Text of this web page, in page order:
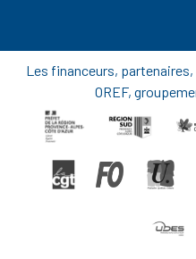
Les financeurs,
OREF,